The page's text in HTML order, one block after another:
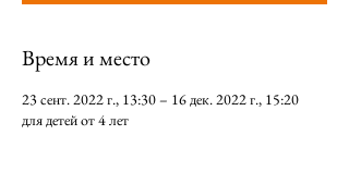
Время и место
23 сент. 2022 г., 13:30 – 16 дек. 2022 г., 15:20
для детей от 4 лет